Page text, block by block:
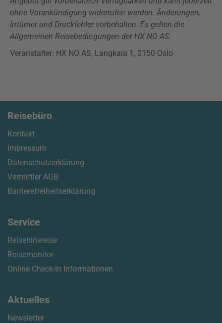
ohne Vorankündigung widerrufen werden. Änderungen,
Irrtümer und Druckfehler vorbehalten. Es gelten die
Allgemeinen Reisebedingungen der HX NO AS.
Veranstalter: HX NO AS, Langkaia 1, 0150 Oslo
Reisebüro
Kontakt
Impressum
Datenschutzerklärung
Vermittler AGB
Barrierefreiheitserklärung
Service
Reisehinweise
Reisemonitor
Online Check-In Informationen
Aktuelles
Newsletter